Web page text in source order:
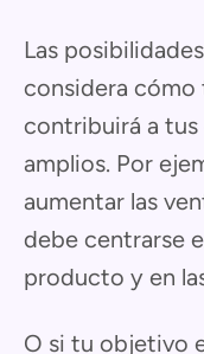
Las
considera
contribuirá a
amplios. Por
aumentar las
debe centrarse
producto y en
O si tu objetivo